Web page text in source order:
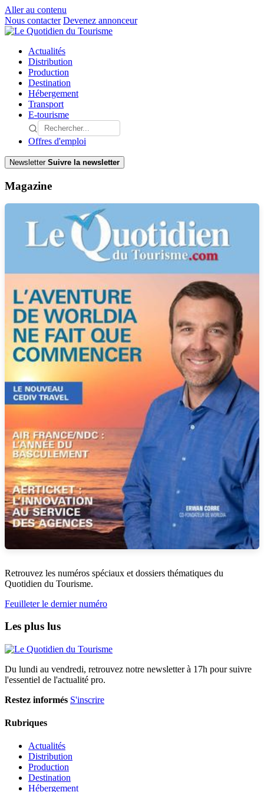
Aller au contenu
Nous contacter Devenez annonceur
Actualités
Distribution
Production
Destination
Hébergement
Transport
E-tourisme
Offres d'emploi
Newsletter Suivre la newsletter
Magazine
Retrouvez les numéros spéciaux et dossiers thématiques du
Quotidien du Tourisme.
Feuilleter le dernier numéro
Les plus lus
Du lundi au vendredi, retrouvez notre newsletter à 17h pour suivre
l'essentiel de l'actualité pro.
Restez informés S'inscrire
Rubriques
Actualités
Distribution
Production
Destination
Hébergement